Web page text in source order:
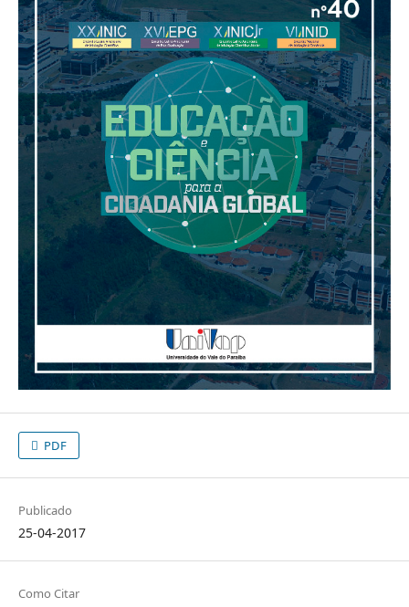
PDF
Publicado
25-04-2017
Como Citar